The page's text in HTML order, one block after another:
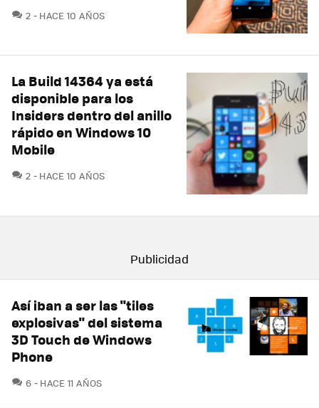
2 COMENTARIOS
HACE 10 AÑOS
La Build 14364 ya está
disponible para los
Insiders dentro del anillo
rápido en Windows 10
Mobile
2 COMENTARIOS
HACE 10 AÑOS
Así iban a ser las "tiles
explosivas" del sistema
3D Touch de Windows
Phone
6 COMENTARIOS
HACE 11 AÑOS